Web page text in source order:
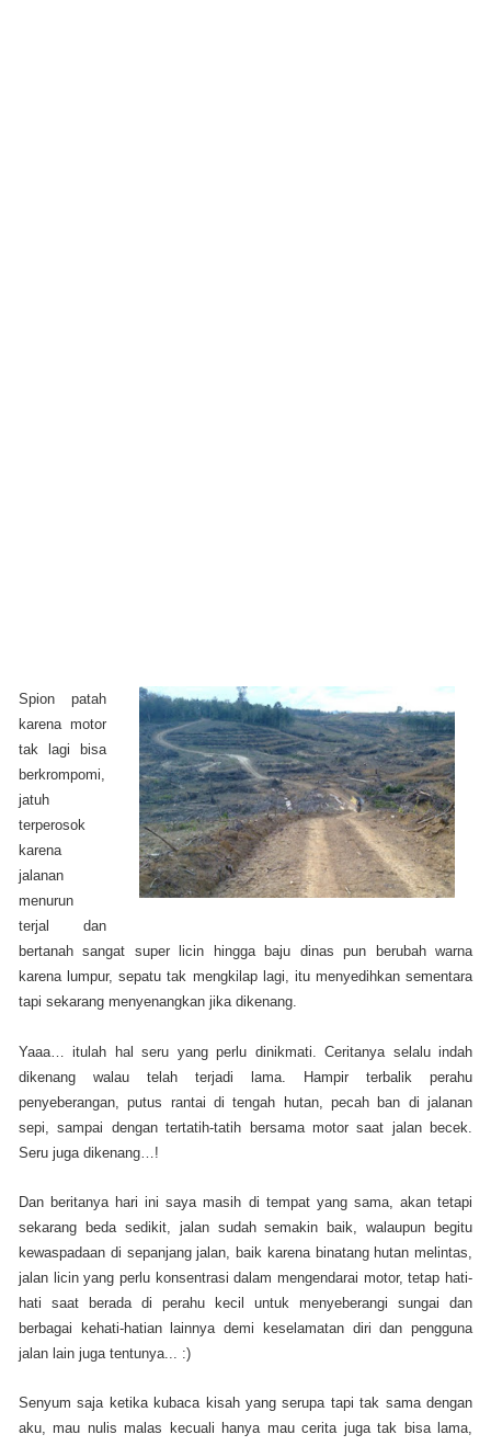
Spion patah
karena motor
tak lagi bisa
berkrompomi,
jatuh
terperosok
karena
jalanan
menurun
terjal dan
bertanah sangat super licin hingga baju dinas pun berubah warna
karena lumpur, sepatu tak mengkilap lagi, itu menyedihkan sementara
tapi sekarang menyenangkan jika dikenang.
Yaaa… itulah hal seru yang perlu dinikmati. Ceritanya selalu indah
dikenang walau telah terjadi lama. Hampir terbalik perahu
penyeberangan, putus rantai di tengah hutan, pecah ban di jalanan
sepi, sampai dengan tertatih-tatih bersama motor saat jalan becek.
Seru juga dikenang…!
Dan beritanya hari ini saya masih di tempat yang sama, akan tetapi
sekarang beda sedikit, jalan sudah semakin baik, walaupun begitu
kewaspadaan di sepanjang jalan, baik karena binatang hutan melintas,
jalan licin yang perlu konsentrasi dalam mengendarai motor, tetap hati-
hati saat berada di perahu kecil untuk menyeberangi sungai dan
berbagai kehati-hatian lainnya demi keselamatan diri dan pengguna
jalan lain juga tentunya... :)
Senyum saja ketika kubaca kisah yang serupa tapi tak sama dengan
aku, mau nulis malas kecuali hanya mau cerita juga tak bisa lama,